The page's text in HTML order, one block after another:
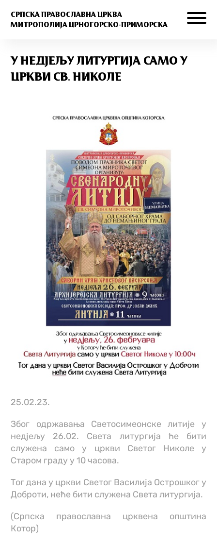
СРПСКА ПРАВОСЛАВНА ЦРКВА
МИТРОПОЛИЈА ЦРНОГОРСКО-ПРИМОРСКА
У НЕДЈЕЉУ ЛИТУРГИЈА САМО У
ЦРКВИ СВ. НИКОЛЕ
25.02.23.
Због одржавања Светосимеонске литије у
недјељу 26.02. Света литургија ће бити
служена само у цркви Светог Николе у
Старом граду у 10 часова.
Тог дана у цркви Светог Василија Острошког у
Доброти, неће бити служена Света литургија.
(Српска православна црквeна општина
Котор)